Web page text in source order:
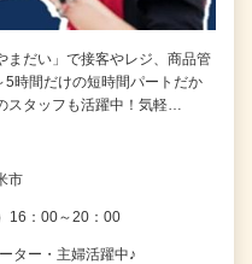
まだい」で接客やレジ、商品管
時間だけの短時間パートだか
スタッフも活躍中！気軽…
市
16：00～20：00
ター・主婦活躍中♪